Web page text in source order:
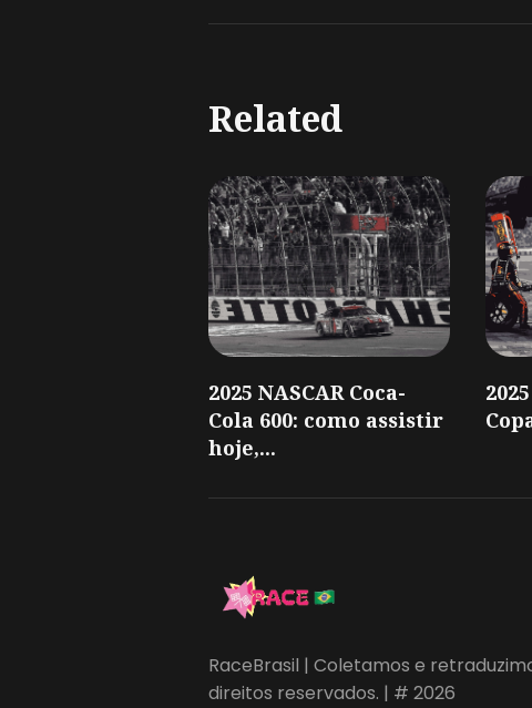
Related
2025 NASCAR Coca-
Cola 600: como assistir
hoje,...
RaceBrasil | Coletamos e
direitos reservados. | # 2026